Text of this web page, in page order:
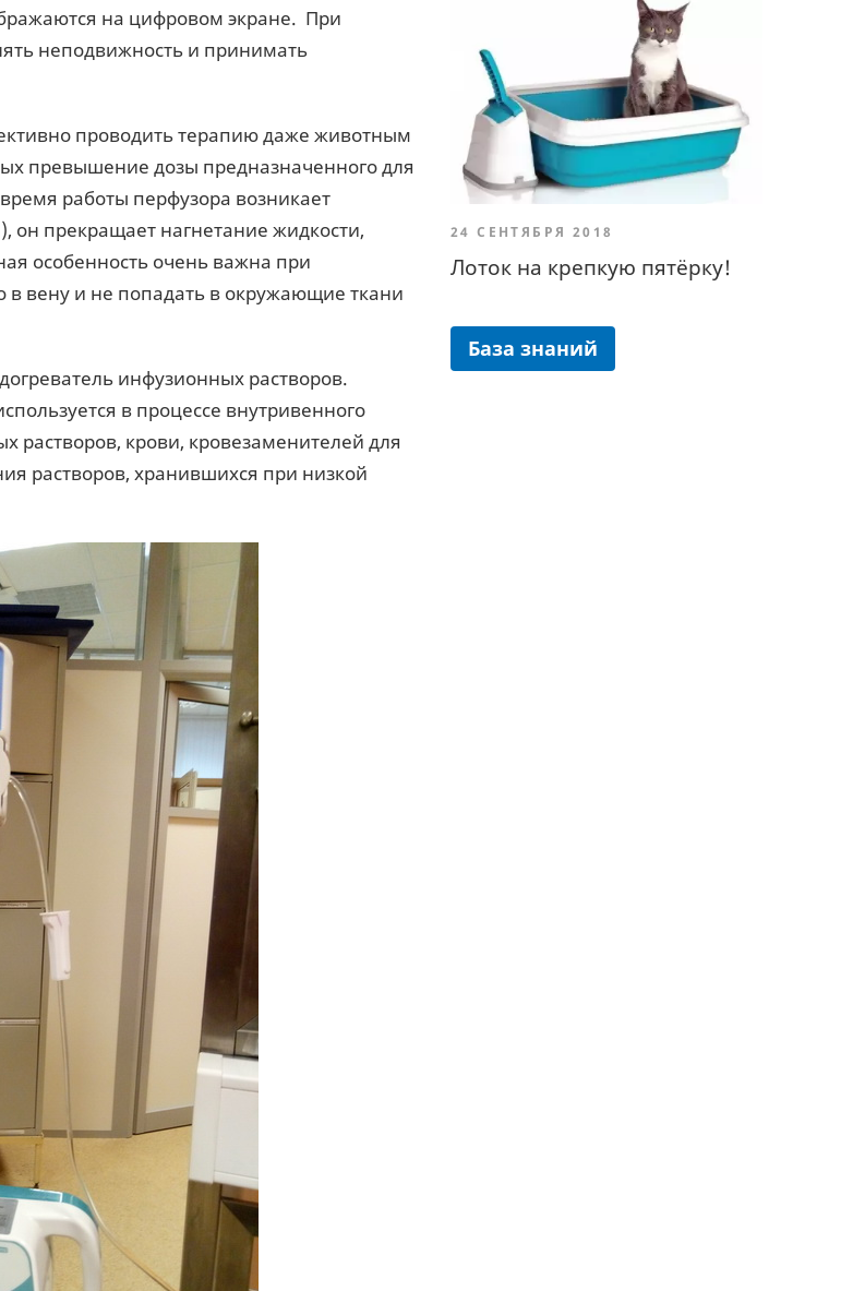
на цифровом экране. При
неподвижность и принимать
проводить терапию даже животным
превышение дозы предназначенного для
работы перфузора возникает
он прекращает нагнетание жидкости,
особенность очень важна при
в вену и не попадать в окружающие ткани
инфузионных растворов.
в процессе внутривенного
растворов, крови, кровезаменителей для
растворов, хранившихся при низкой
24 СЕНТЯБРЯ 2018
Лоток на крепкую пятёрку!
База знаний